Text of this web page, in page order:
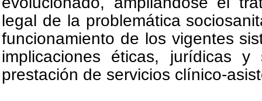
legal de la problemática
funcionamiento de los vigentes
implicaciones éticas, jurídicas
prestación de servicios clínico-